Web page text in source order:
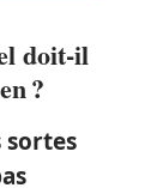
doit-il
?
sortes